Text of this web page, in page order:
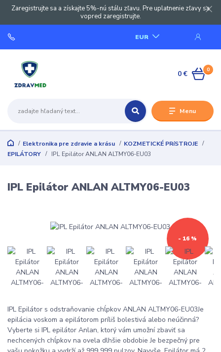
Zaregistrujte sa a získajte 5%-nú stálu zľavu. Pre uplatnenie zľavy sa
vopred zaregistrujte.
Menu
EUR
0
0 €
Elektronika pre zdravie a krásu
KOZMETICKÉ PRíSTROJE
EPILÁTORY
IPL Epilátor ANLAN ALTMY06-EU03
IPL Epilátor ANLAN ALTMY06-EU03
- 16 %
IPL Epilátor s odstraňovanie chĺpkov ANLAN ALTMY06-EU03Je
epilácia voskom a epilátorom príliš bolestivá alebo neúčinná?
Vyberte si IPL epilátor Anlan, ktorý vám umožní zbaviť sa
nechcených chĺpkov na ovela dlhšie obdobie Je bezpečný pre